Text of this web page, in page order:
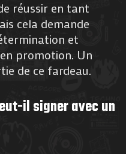
réussir en tant
cela demande
et
promotion. Un
de ce fardeau.
il signer avec un